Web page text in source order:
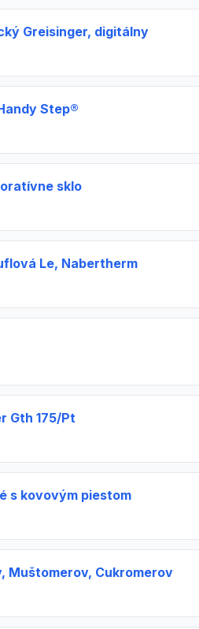
Greisinger, digitálny
Step®
sklo
Le, Nabertherm
Gth 175/Pt
s kovovým piestom
Muštomerov, Cukromerov